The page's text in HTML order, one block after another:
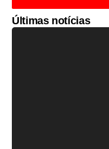
Últimas notícias